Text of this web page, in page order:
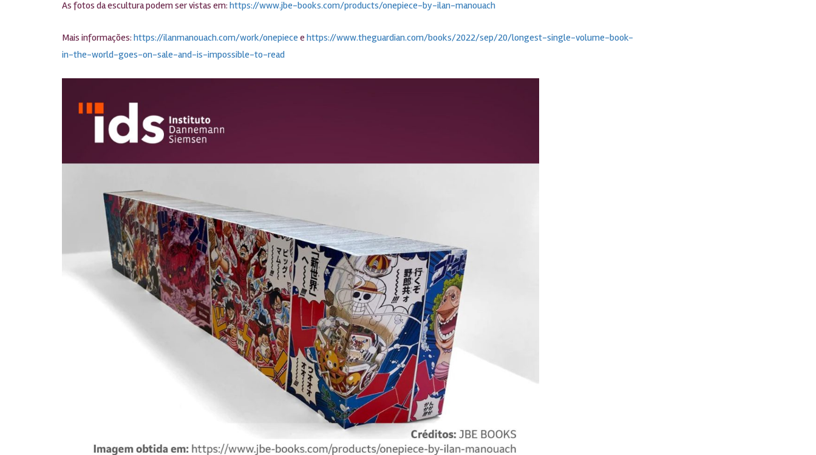
As fotos da escultura podem ser vistas em: https://www.jbe-books.com/products/onepiece-by-ilan-manouach
Mais informações: https://ilanmanouach.com/work/onepiece e https://www.theguardian.com/books/2022/sep/20/longest-single-volume-book-
in-the-world-goes-on-sale-and-is-impossible-to-read